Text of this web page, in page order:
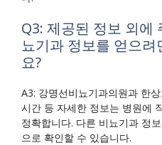
Q3: 제공된 정보 외에
뇨기과 정보를 얻으
요?
A3: 강명선비뇨기과의원과 한
시간 등 자세한 정보는 병원에
정확합니다. 다른 비뇨기과 정
으로 확인할 수 있습니다.